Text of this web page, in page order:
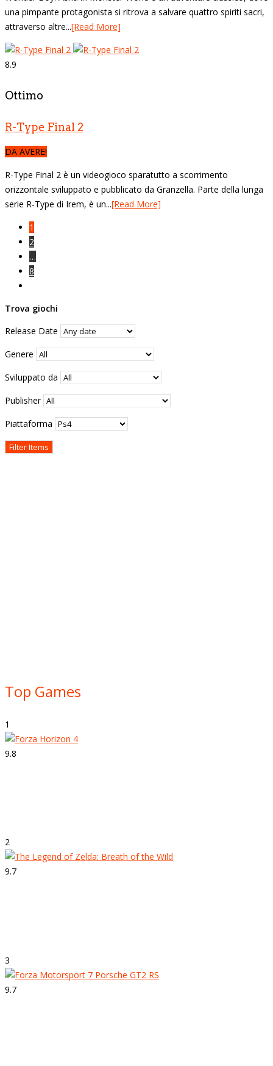
una pimpante protagonista si ritrova a salvare quattro spiriti sacri,
attraverso altre...[Read More]
8.9
Ottimo
R-Type Final 2
DA AVERE!
R-Type Final 2 è un videogioco sparatutto a scorrimento
orizzontale sviluppato e pubblicato da Granzella. Parte della lunga
serie R-Type di Irem, è un...[Read More]
1
2
…
8
Trova giochi
Release Date
Genere
Sviluppato da
Publisher
Piattaforma
Top Games
1
9.8
2
9.7
3
9.7